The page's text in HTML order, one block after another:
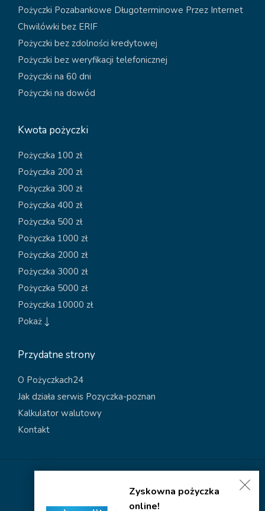
Zyskowna pożyczka
online!
Pożyczki Pozabankowe Długoterminowe Przez Internet
Chwilówki bez ERIF
Pożyczki bez zdolności kredytowej
Pożyczki bez weryfikacji telefonicznej
Pożyczki na 60 dni
Pożyczki na dowód
Kwota pożyczki
Pożyczka 100 zł
Pożyczka 200 zł
Pożyczka 300 zł
Pożyczka 400 zł
Pożyczka 500 zł
Pożyczka 1000 zł
Pożyczka 2000 zł
Pożyczka 3000 zł
Pożyczka 5000 zł
Pożyczka 10000 zł
Pokaż
Przydatne strony
O Pożyczkach24
Jak działa serwis Pozyczka-poznan
Kalkulator walutowy
Kontakt
Polityka prywatności